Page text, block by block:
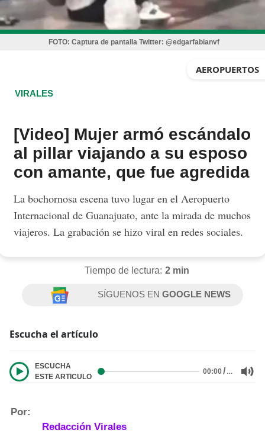
FOTO: Captura de pantalla Twitter: @edgarfabianvf
AEROPUERTOS
VIRALES
[Video] Mujer armó escándalo
al pillar viajando a su esposo
con amante, que fue agredida
La bochornosa escena tuvo lugar en el Aeropuerto
Internacional de Guanajuato, ante la mirada de muchos
viajeros. La grabación se hizo viral en redes sociales.
Tiempo de lectura: 2 min
SÍGUENOS ENGOOGLE NEWS
Escucha el artículo
ESCUCHA
ESTE ARTICULO
00:00/…
Por:
Redacción Virales